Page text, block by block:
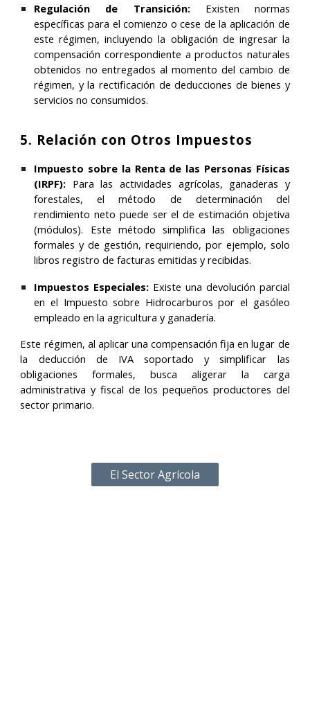
Regulación de Transición: Existen normas
específicas para el comienzo o cese de la aplicación de
este régimen, incluyendo la obligación de ingresar la
compensación correspondiente a productos naturales
obtenidos no entregados al momento del cambio de
régimen, y la rectificación de deducciones de bienes y
servicios no consumidos.
5. Relación con Otros Impuestos
Impuesto sobre la Renta de las Personas Físicas
(IRPF): Para las actividades agrícolas, ganaderas y
forestales, el método de determinación del
rendimiento neto puede ser el de estimación objetiva
(módulos). Este método simplifica las obligaciones
formales y de gestión, requiriendo, por ejemplo, solo
libros registro de facturas emitidas y recibidas.
Impuestos Especiales: Existe una devolución parcial
en el Impuesto sobre Hidrocarburos por el gasóleo
empleado en la agricultura y ganadería.
Este régimen, al aplicar una compensación fija en lugar de
la deducción de IVA soportado y simplificar las
obligaciones formales, busca aligerar la carga
administrativa y fiscal de los pequeños productores del
sector primario.
El Sector Agrícola